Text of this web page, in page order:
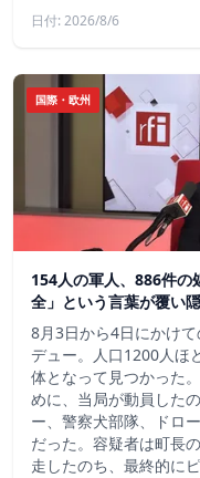
日付: 2026/8/6
国際・欧州
154人の軍人、886件の
全」という言葉が覆い
8月3日から4日にかけ
デュー。人口1200人ほ
体となって見つかった
めに、当局が動員した
ー、警察犬部隊、ドロ
だった。容疑者は町長
走したのち、最終的に